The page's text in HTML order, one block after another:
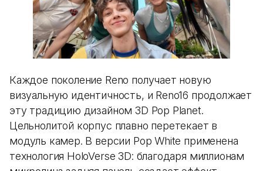
Каждое поколение Reno получает новую
визуальную идентичность, и Reno16 продолжает
эту традицию дизайном 3D Pop Planet.
Цельнолитой корпус плавно перетекает в
модуль камер. В версии Pop White применена
технология HoloVerse 3D: благодаря миллионам